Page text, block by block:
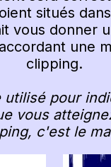
situés
vous donner
une
clipping.
pour
vous
c'est le